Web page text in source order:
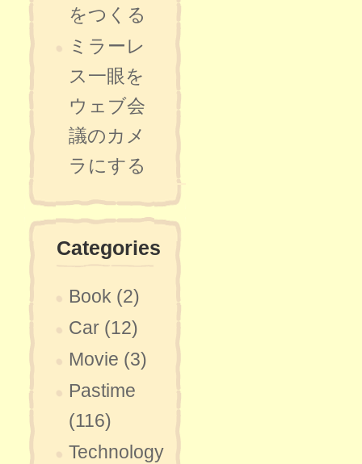
をつくる
ミラーレ
ス一眼を
ウェブ会
議のカメ
ラにする
Categories
Book (2)
Car (12)
Movie (3)
Pastime
(116)
Technology